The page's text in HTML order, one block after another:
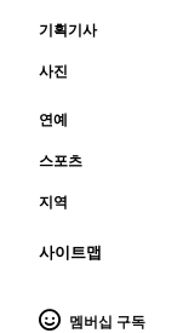
기획기사
사진
연예
스포츠
지역
사이트맵
멤버십 구독